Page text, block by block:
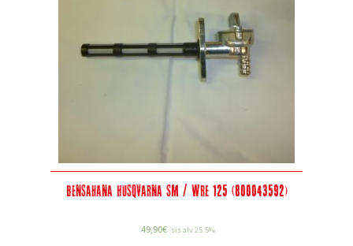
Bensahana Husqvarna SM / WRE 125 (800043592)
49,90€ sis alv 25.5%